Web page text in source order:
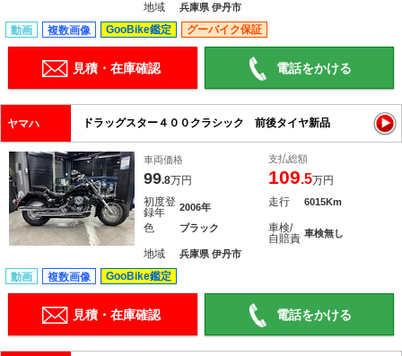
地域 兵庫県 伊丹市
動画 複数画像 GooBike鑑定 グーバイク保証
見積・在庫確認 電話をかける
ヤマハ ドラッグスター４００クラシック 前後タイヤ新品
車両価格
99.8万円
支払総額
109.5万円
初度登
録年
2006年 走行 6015Km
色 ブラック
車検/
自賠責 車検無し
地域 兵庫県 伊丹市
動画 複数画像 GooBike鑑定
見積・在庫確認 電話をかける